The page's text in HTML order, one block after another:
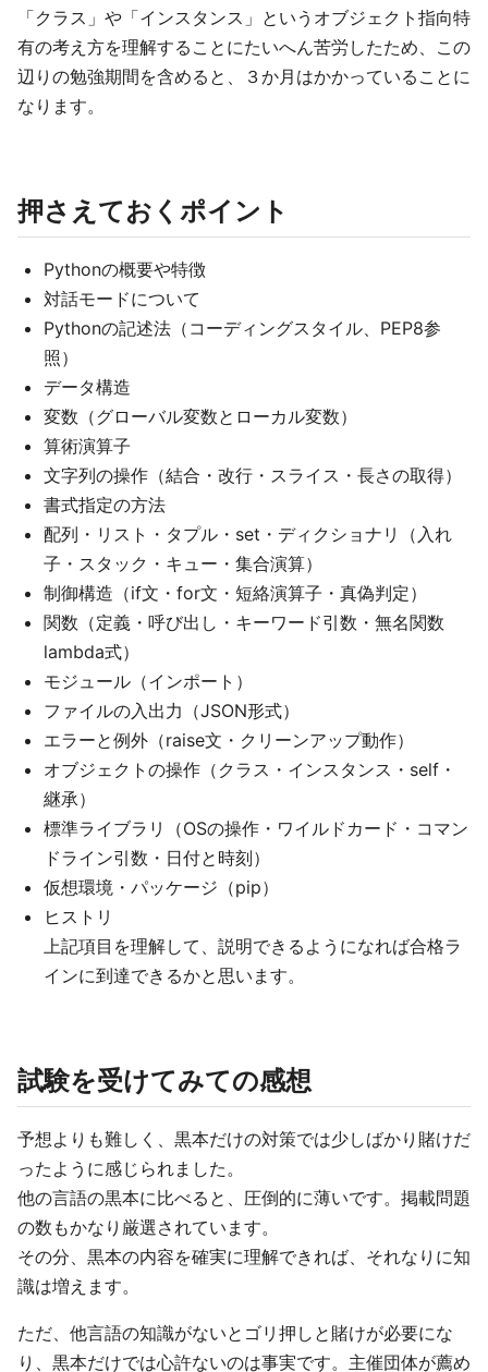
「クラス」や「インスタンス」というオブジェクト指向特
有の考え方を理解することにたいへん苦労したため、この
辺りの勉強期間を含めると、３か月はかかっていることに
なります。
押さえておくポイント
Pythonの概要や特徴
対話モードについて
Pythonの記述法（コーディングスタイル、PEP8参
照）
データ構造
変数（グローバル変数とローカル変数）
算術演算子
文字列の操作（結合・改行・スライス・長さの取得）
書式指定の方法
配列・リスト・タプル・set・ディクショナリ（入れ
子・スタック・キュー・集合演算）
制御構造（if文・for文・短絡演算子・真偽判定）
関数（定義・呼び出し・キーワード引数・無名関数
lambda式）
モジュール（インポート）
ファイルの入出力（JSON形式）
エラーと例外（raise文・クリーンアップ動作）
オブジェクトの操作（クラス・インスタンス・self・
継承）
標準ライブラリ（OSの操作・ワイルドカード・コマン
ドライン引数・日付と時刻）
仮想環境・パッケージ（pip）
ヒストリ
上記項目を理解して、説明できるようになれば合格ラ
インに到達できるかと思います。
試験を受けてみての感想
予想よりも難しく、黒本だけの対策では少しばかり賭けだ
ったように感じられました。
他の言語の黒本に比べると、圧倒的に薄いです。掲載問題
の数もかなり厳選されています。
その分、黒本の内容を確実に理解できれば、それなりに知
識は増えます。
ただ、他言語の知識がないとゴリ押しと賭けが必要にな
り、黒本だけでは心許ないのは事実です。主催団体が薦め